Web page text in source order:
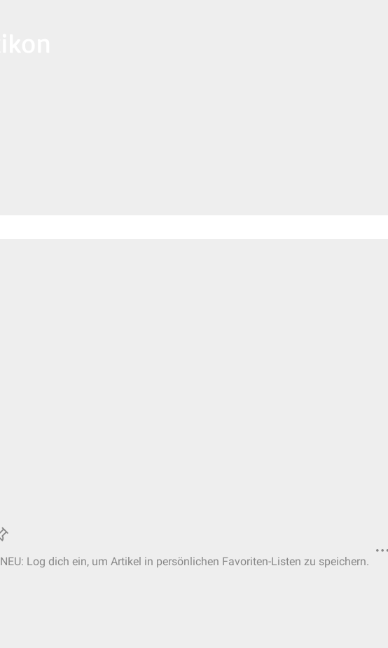
NEU: Log dich ein, um Artikel in persönlichen Favoriten-Listen zu speichern.